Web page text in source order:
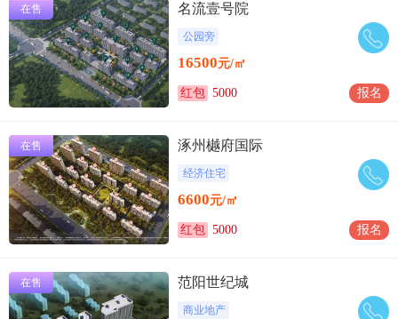
在售 名流壹号院
公园旁
16500元/㎡
红包 5000 报名
在售 涿州樾府国际
经济住宅
6600元/㎡
红包 5000 报名
在售 范阳世纪城
商业地产